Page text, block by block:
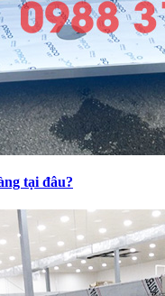
tại đâu?